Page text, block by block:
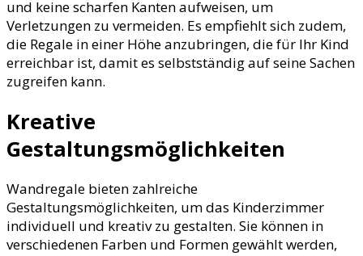
und keine scharfen Kanten aufweisen, um
Verletzungen zu vermeiden. Es empfiehlt sich zudem,
die Regale in einer Höhe anzubringen, die für Ihr Kind
erreichbar ist, damit es selbstständig auf seine Sachen
zugreifen kann.
Kreative
Gestaltungsmöglichkeiten
Wandregale bieten zahlreiche
Gestaltungsmöglichkeiten, um das Kinderzimmer
individuell und kreativ zu gestalten. Sie können in
verschiedenen Farben und Formen gewählt werden,